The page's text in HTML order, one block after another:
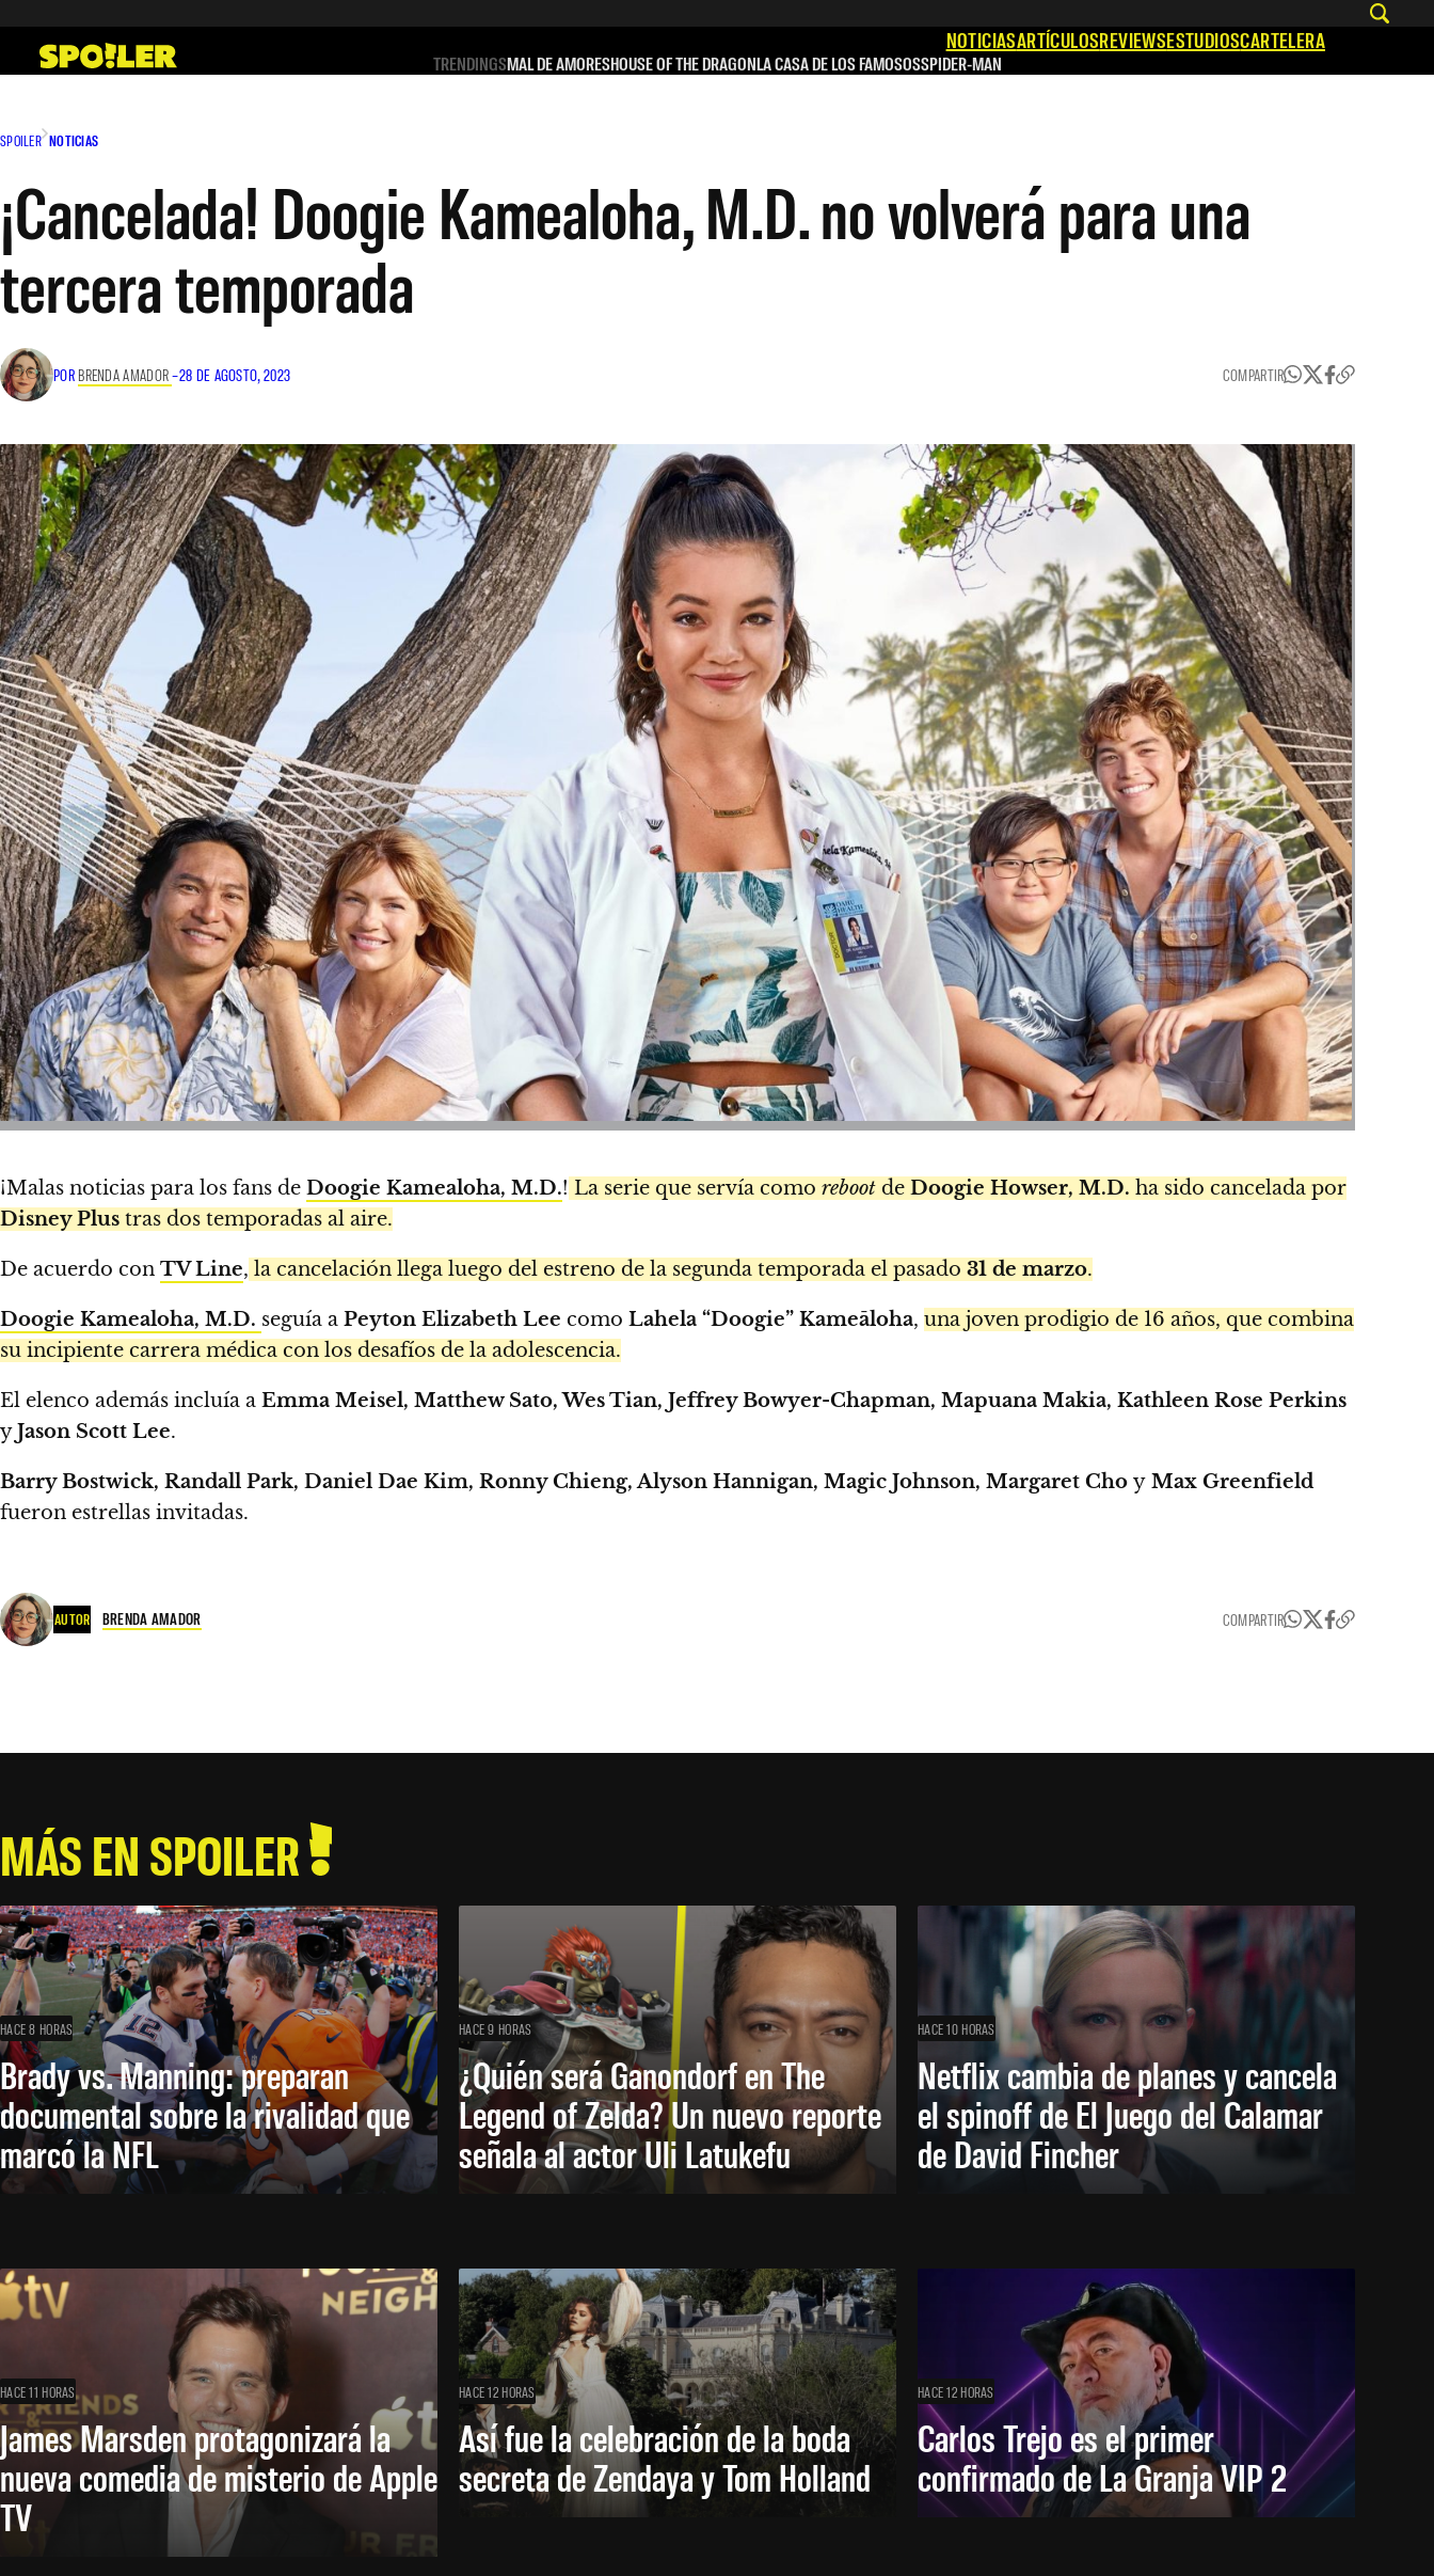
contenido
NOTICIASARTÍCULOSREVIEWSESTUDIOSCARTELERA
TRENDINGSMAL DE AMORESHOUSE OF THE DRAGONLA CASA DE LOS FAMOSOSSPIDER-MAN
SPOILER NOTICIAS
¡Cancelada! Doogie Kamealoha, M.D. no volverá para una
tercera temporada
POR BRENDA AMADOR–28 DE AGOSTO, 2023 COMPARTIR
¡Malas noticias para los fans de Doogie Kamealoha, M.D.! La serie que servía como reboot de Doogie Howser, M.D. ha sido cancelada por
Disney Plus tras dos temporadas al aire.
De acuerdo con TV Line, la cancelación llega luego del estreno de la segunda temporada el pasado 31 de marzo.
Doogie Kamealoha, M.D. seguía a Peyton Elizabeth Lee como Lahela “Doogie” Kameāloha, una joven prodigio de 16 años, que combina
su incipiente carrera médica con los desafíos de la adolescencia.
El elenco además incluía a Emma Meisel, Matthew Sato, Wes Tian, Jeffrey Bowyer-Chapman, Mapuana Makia, Kathleen Rose Perkins
yJason Scott Lee.
Barry Bostwick, Randall Park, Daniel Dae Kim, Ronny Chieng, Alyson Hannigan, Magic Johnson, Margaret Cho y Max Greenfield
fueron estrellas invitadas.
AUTOR BRENDA AMADOR COMPARTIR
MÁS EN SPOILER
HACE 8 HORAS
Brady vs. Manning: preparan
documental sobre la rivalidad que
marcó la NFL
HACE 9 HORAS
¿Quién será Ganondorf en The
Legend of Zelda? Un nuevo reporte
señala al actor Uli Latukefu
HACE 10 HORAS
Netflix cambia de planes y cancela
el spinoff de El Juego del Calamar
de David Fincher
HACE 11 HORAS
James Marsden protagonizará la
nueva comedia de misterio de Apple
TV
HACE 12 HORAS
Así fue la celebración de la boda
secreta de Zendaya y Tom Holland
HACE 12 HORAS
Carlos Trejo es el primer
confirmado de La Granja VIP 2